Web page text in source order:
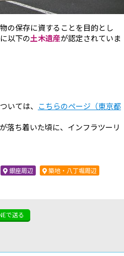
の保存に資することを目的とし
以下の土木遺産が認定されていま
いては、 こちらのページ（東京都
落ち着いた頃に、インフラツーリ
銀座周辺
築地・八丁堀周辺
で送る